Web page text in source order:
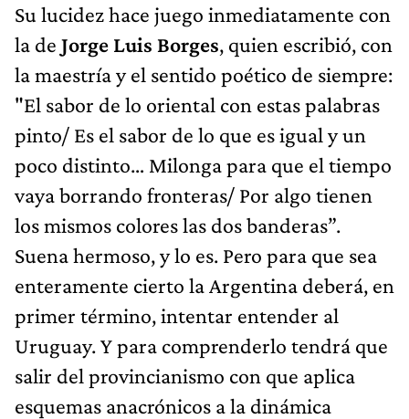
Su lucidez hace juego inmediatamente con
la de Jorge Luis Borges, quien escribió, con
la maestría y el sentido poético de siempre:
"El sabor de lo oriental con estas palabras
pinto/ Es el sabor de lo que es igual y un
poco distinto… Milonga para que el tiempo
vaya borrando fronteras/ Por algo tienen
los mismos colores las dos banderas”.
Suena hermoso, y lo es. Pero para que sea
enteramente cierto la Argentina deberá, en
primer término, intentar entender al
Uruguay. Y para comprenderlo tendrá que
salir del provincianismo con que aplica
esquemas anacrónicos a la dinámica